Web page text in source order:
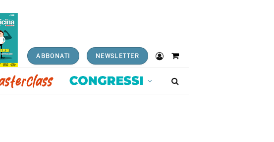
ABBONATI NEWSLETTER
Shopping